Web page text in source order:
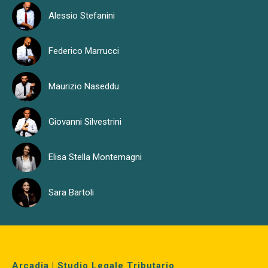
Alessio Stefanini
Federico Marrucci
Maurizio Naseddu
Giovanni Silvestrini
Elisa Stella Montemagni
Sara Bartoli
Arcadia | Studio Legale Tributario